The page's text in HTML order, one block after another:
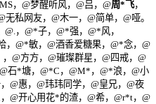
，@梦醒听风，@吕，@周*飞，
私网友，@木一，@简单，@哑。
，@*子，@*强，@*风，
，@*敏，@酒香爱糖果，@*念，@
@方方，@璀璨群星，@四戒，@
石*塘，@*C，@M*，@*浪，@小
@惠，@玮玮同学，@皇兄，@夜
@开心用花*的渣，@希，@r*t，@